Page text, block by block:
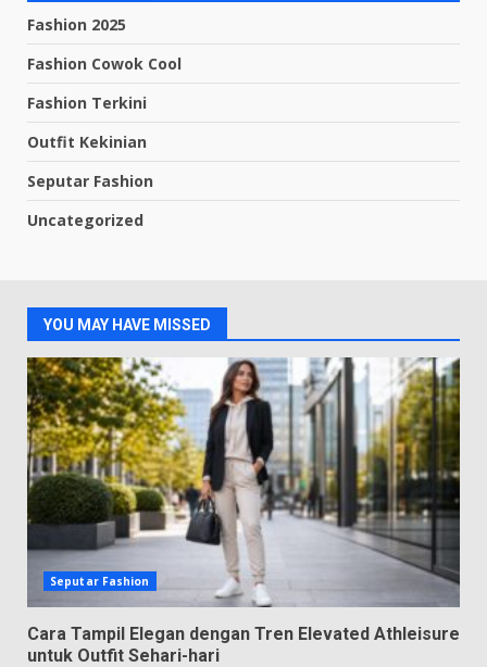
Fashion 2025
Fashion Cowok Cool
Fashion Terkini
Outfit Kekinian
Seputar Fashion
Uncategorized
YOU MAY HAVE MISSED
Seputar Fashion
Cara Tampil Elegan dengan Tren Elevated Athleisure
untuk Outfit Sehari-hari